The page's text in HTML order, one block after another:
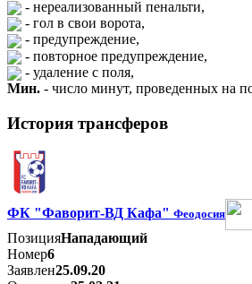
- нереализованный пенальти,
- гол в свои ворота,
- предупреждение,
- повторное предупреждение,
- удаление с поля,
Мин. - число минут, проведенных на
История трансферов
ФК "Фаворит-ВД Кафа" Феодосия
ПозицияНападающий
Номер6
Заявлен25.09.20